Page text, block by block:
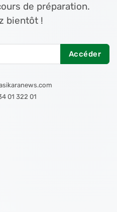
de préparation.
bientôt !
Accéder
01 322 01